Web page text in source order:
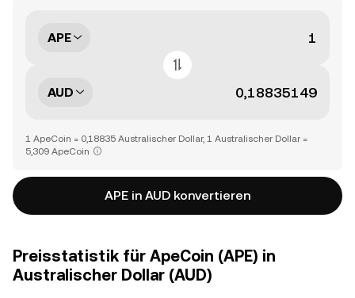
APE
AUD
1 ApeCoin = 0,18835 Australischer Dollar, 1 Australischer Dollar =
5,309 ApeCoin
APE in AUD konvertieren
Preisstatistik für ApeCoin (APE) in
Australischer Dollar (AUD)